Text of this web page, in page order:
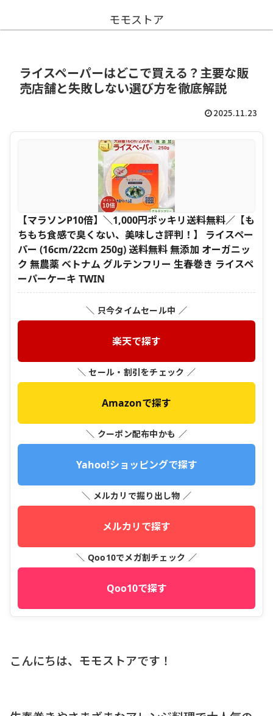
モモストア
ライスペーパーはどこで買える？主要な販
売店舗と失敗しない選び方を徹底解説
2025.11.23
【マラソンP10倍】＼1,000円ポッキリ送料無料／【も
ちもち食感で臭くない、美味しさ評判！】 ライスペー
パー (16cm/22cm 250g) 送料無料 無添加 オーガニッ
ク 無農薬 ベトナム グルテンフリー 生春巻き ライスペ
ーパーケーキ TWIN
＼ 只今タイムセール中 ／
楽天で探す
＼ セール・割引をチェック ／
Amazonで探す
＼ クーポン配布中かも ／
Yahoo!ショッピングで探す
＼ メルカリで掘り出し物 ／
メルカリで探す
＼ Qoo10でメガ割チェック ／
Qoo10で探す
こんにちは、モモストアです！